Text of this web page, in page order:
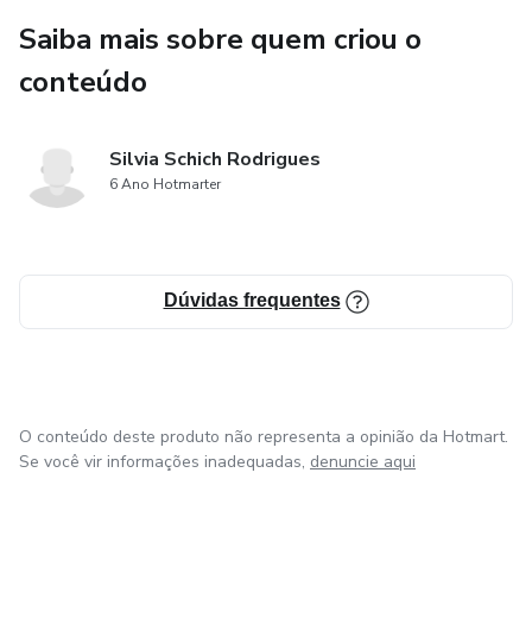
Saiba mais sobre quem criou o
conteúdo
Silvia Schich Rodrigues
6 Ano Hotmarter
Dúvidas frequentes
O conteúdo deste produto não representa a opinião da Hotmart.
Se você vir informações inadequadas, denuncie aqui